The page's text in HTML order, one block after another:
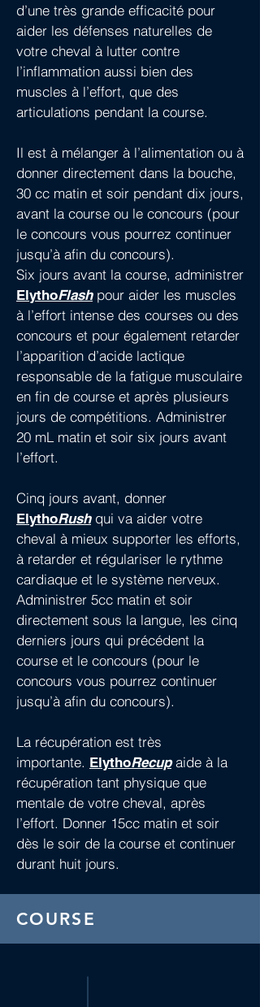
d’une très grande efficacité pour
aider les défenses naturelles de
votre cheval à lutter contre
l’inflammation aussi bien des
muscles à l’effort, que des
articulations pendant la course.
Il est à mélanger à l’alimentation ou à
donner directement dans la bouche,
30 cc matin et soir pendant dix jours,
avant la course ou le concours (pour
le concours vous pourrez continuer
jusqu’à afin du concours).
Six jours avant la course, administrer
ElythoFlashpour aider les muscles
à l’effort intense des courses ou des
concours et pour également retarder
l’apparition d’acide lactique
responsable de la fatigue musculaire
en fin de course et après plusieurs
jours de compétitions. Administrer
20 mL matin et soir six jours avant
l’effort.
Cinq jours avant, donner
ElythoRushqui va aider votre
cheval à mieux supporter les efforts,
à retarder et régulariser le rythme
cardiaque et le système nerveux.
Administrer 5cc matin et soir
directement sous la langue, les cinq
derniers jours qui précédent la
course et le concours (pour le
concours vous pourrez continuer
jusqu’à afin du concours).
La récupération est très
importante. ElythoRecupaide à la
récupération tant physique que
mentale de votre cheval, après
l’effort. Donner 15cc matin et soir
dès le soir de la course et continuer
durant huit jours.
COURSE